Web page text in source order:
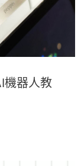
機器人教